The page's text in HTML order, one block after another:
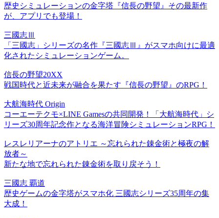
歴史シミュレーションの金字塔『信長の野望』その最新作
が、アプリでも登場！
三國志Ⅲ
「三國志」シリーズの名作『三國志Ⅲ』がスマホ向けに最適
化されたシミュレーションゲーム。
信長の野望20XX
戦国時代と近未来が融合を果たす『信長の野望』のRPG！
大航海時代 Origin
コーエーテクモ×LINE Gamesの共同開発！「大航海時代」シ
リーズ30周年記念作となる海洋冒険シミュレーションRPG！
レスレリアーナのアトリエ ～忘れられた錬金術と極夜の解
放者～
新たな地で忘れられた錬金術を取り戻そう！
三國志 覇道
歴史ゲームの金字塔がスマホ化 三國志シリーズ35周年の集
大成！